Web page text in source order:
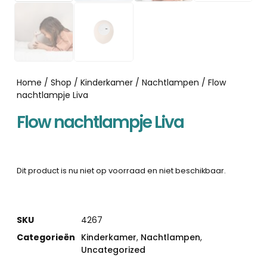
Home / Shop / Kinderkamer / Nachtlampen / Flow
nachtlampje Liva
Flow nachtlampje Liva
Dit product is nu niet op voorraad en niet beschikbaar.
SKU
4267
Categorieën Kinderkamer, Nachtlampen,
Uncategorized